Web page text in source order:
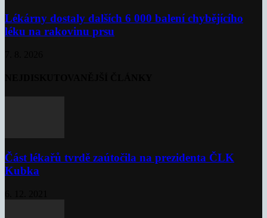
Lékárny dostaly dalších 6 000 balení chybějícího
léku na rakovinu prsu
Část lékařů tvrdě zaútočila na prezidenta ČLK
Kubka